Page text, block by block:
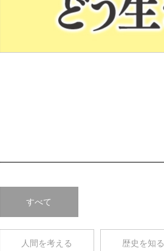
すべて
人間を考える 歴史を知る